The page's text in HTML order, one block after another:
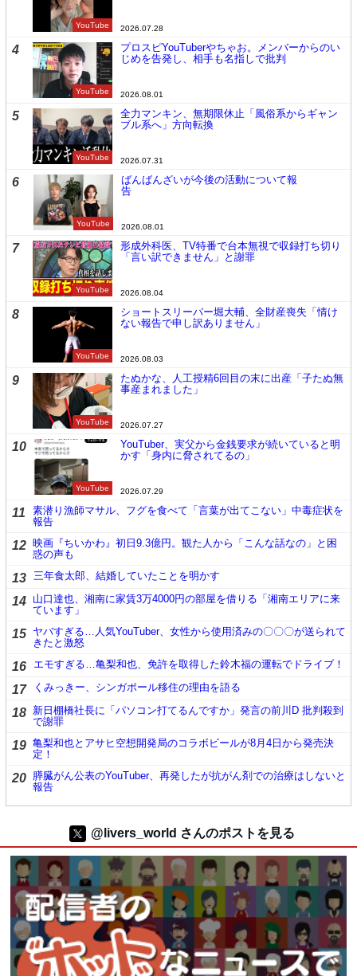
YouTube 2026.07.28
4
YouTube
プロスピYouTuberやちゃお。メンバーからのい
じめを告発し、相手も名指しで批判
2026.08.01
5
YouTube
全力マンキン、無期限休止「風俗系からギャン
ブル系へ」方向転換
2026.07.31
6
YouTube
ばんばんざいが今後の活動について報
告
2026.08.01
7
YouTube
形成外科医、TV特番で台本無視で収録打ち切り
「言い訳できません」と謝罪
2026.08.04
8
YouTube
ショートスリーパー堀大輔、全財産喪失「情け
ない報告で申し訳ありません」
2026.08.03
9
YouTube
たぬかな、人工授精6回目の末に出産「子たぬ無
事産まれました」
2026.07.27
10
YouTube
YouTuber、実父から金銭要求が続いていると明
かす「身内に脅されてるの」
2026.07.29
11
素潜り漁師マサル、フグを食べて「言葉が出てこない」中毒症状を
報告
12 映画『ちいかわ』初日9.3億円。観た人から「こんな話なの」と困
惑の声も
13 三年食太郎、結婚していたことを明かす
14 山口達也、湘南に家賃3万4000円の部屋を借りる「湘南エリアに来
ています」
15 ヤバすぎる…人気YouTuber、女性から使用済みの〇〇〇が送られて
きたと激怒
16 エモすぎる…亀梨和也、免許を取得した鈴木福の運転でドライブ！
17 くみっきー、シンガポール移住の理由を語る
18 新日棚橋社長に「パソコン打てるんですか」発言の前川D 批判殺到
で謝罪
19 亀梨和也とアサヒ空想開発局のコラボビールが8月4日から発売決
定！
20 膵臓がん公表のYouTuber、再発したが抗がん剤での治療はしないと
報告
@livers_world さんのポストを見る